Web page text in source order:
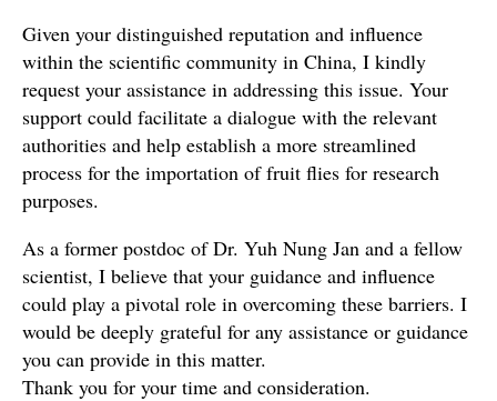
Given your distinguished reputation and influence
within the scientific community in China, I kindly
request your assistance in addressing this issue. Your
support could facilitate a dialogue with the relevant
authorities and help establish a more streamlined
process for the importation of fruit flies for research
purposes.
As a former postdoc of Dr. Yuh Nung Jan and a fellow
scientist, I believe that your guidance and influence
could play a pivotal role in overcoming these barriers. I
would be deeply grateful for any assistance or guidance
you can provide in this matter.
Thank you for your time and consideration.